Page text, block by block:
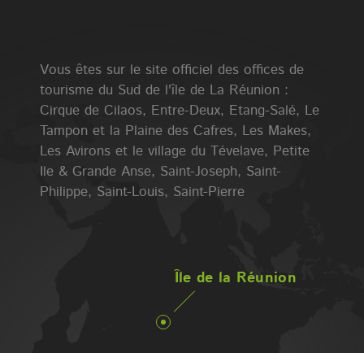
Île de la Réunion
Vous êtes sur le site officiel des offices de
tourisme du Sud de l'île de La Réunion :
Cirque de Cilaos, Entre-Deux, Etang-Salé, Le
Tampon et la Plaine des Cafres, Les Makes,
Les Avirons et le village du Tévelave, Petite
Ile & Grande Anse, Saint-Joseph, Saint-
Philippe, Saint-Louis, Saint-Pierre